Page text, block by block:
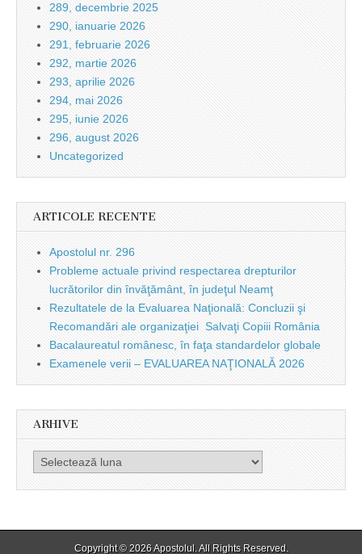
289, decembrie 2025
290, ianuarie 2026
291, februarie 2026
292, martie 2026
293, aprilie 2026
294, mai 2026
295, iunie 2026
296, august 2026
Uncategorized
ARTICOLE RECENTE
Apostolul nr. 296
Probleme actuale privind respectarea drepturilor
lucrătorilor din învăţământ, în judeţul Neamţ
Rezultatele de la Evaluarea Naţională: Concluzii şi
Recomandări ale organizaţiei Salvaţi Copiii România
Bacalaureatul românesc, în faţa standardelor globale
Examenele verii – EVALUAREA NAŢIONALĂ 2026
ARHIVE
Arhive
Copyright © 2026Apostolul. All Rights Reserved.